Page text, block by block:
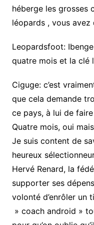
héberge les grosses
léopards , vous
Leopardsfoot:
quatre mois et la clé
Ciguge: c’est
que cela demande
ce pays, à lui de
Quatre mois, oui
Je suis content de
heureux
Hervé Renard, la
supporter ses
volonté d’enrôler un
» coach android »